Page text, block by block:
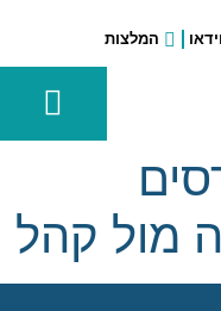
המלצות
מול קהל